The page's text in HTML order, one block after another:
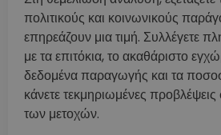
πολιτικούς και κοινωνικούς
επηρεάζουν μια τιμή. Συλλέγετε
με τα επιτόκια, το ακαθάριστο
δεδομένα παραγωγής και τα
κάνετε τεκμηριωμένες προβλέψεις
των μετοχών.